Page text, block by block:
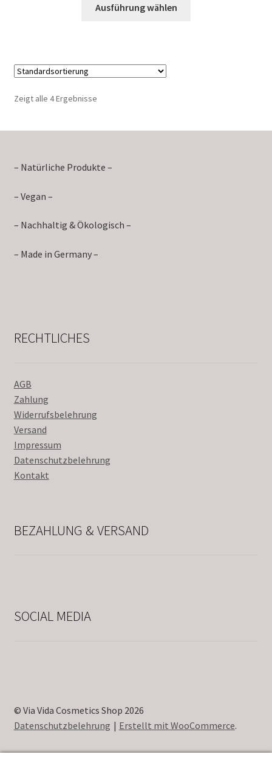
Ausführung wählen
Zeigt alle 4 Ergebnisse
– Natürliche Produkte –
– Vegan –
– Nachhaltig & Ökologisch –
– Made in Germany –
RECHTLICHES
AGB
Zahlung
Widerrufsbelehrung
Versand
Impressum
Datenschutzbelehrung
Kontakt
BEZAHLUNG & VERSAND
SOCIAL MEDIA
© Via Vida Cosmetics Shop 2026
Datenschutzbelehrung
Erstellt mit WooCommerce.